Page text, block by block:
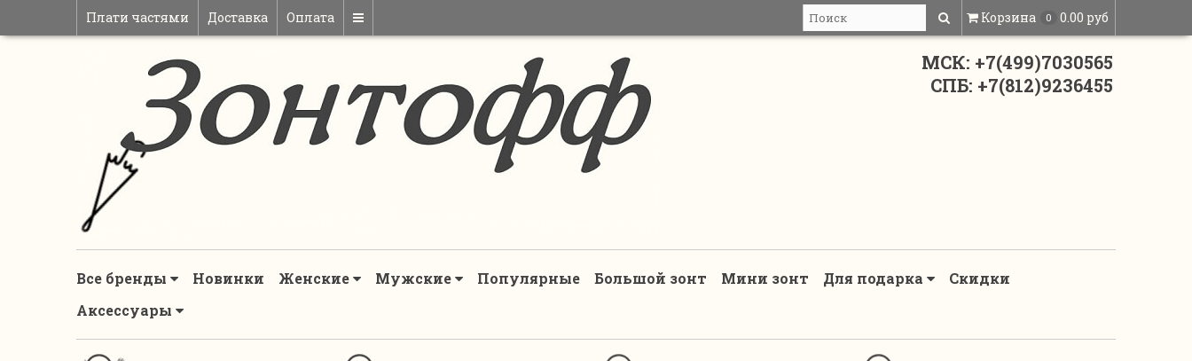
Плати частями Доставка Оплата Корзина 0 0.00 руб
МСК: +7(499)7030565
СПБ: +7(812)9236455
Все бренды Новинки Женские Мужские Популярные Большой зонт Мини зонт Для подарка
Скидки
Аксессуары